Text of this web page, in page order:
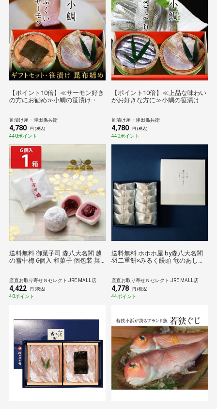
【ポイント10倍】≪サーモン好き
の方にお勧め≫小鯛の笹漬け・ふ
日】【お中元】【敬老の日】【お
歳暮】
笹漬け屋・津田孫兵衛
4,780 円 (税込)
440ポイント
【ポイント10倍】≪上品な味わい
がお好きな方に≫小鯛の笹漬け・
元】【敬老の日】【お歳暮】
笹漬け屋・津田孫兵衛
4,780 円 (税込)
440ポイント
送料無料 御菓子司 森八大名閣 越
の雪中梅 6個入 和菓子 個包装 菓
産直お取り寄せＮセレクト JRE MALL店
4,422 円 (税込)
40ポイント
送料無料 ホホホ屋 by森八大名閣
羽二重餅×みるく饅頭 竜のあしあ
産直お取り寄せＮセレクト JRE MALL店
4,778 円 (税込)
44ポイント